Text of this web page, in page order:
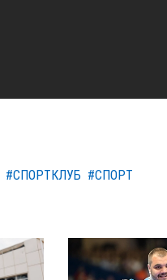
#СПОРТКЛУБ #СПОРТ